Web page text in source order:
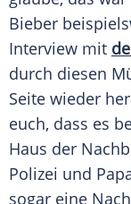
Bieber
Interview mit
durch diesen
Seite wieder
euch, dass es
Haus der
Polizei und
sogar eine